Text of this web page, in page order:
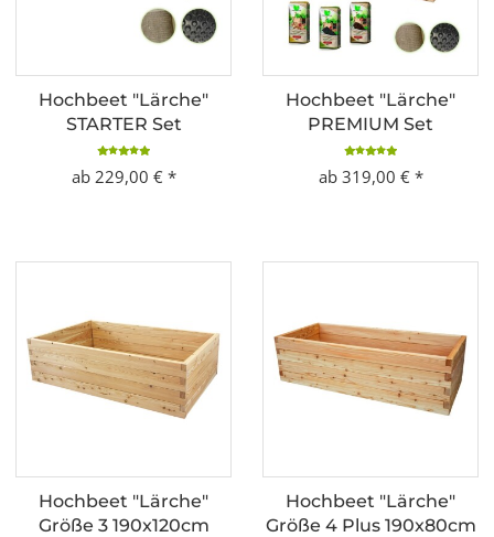
Hochbeet "Lärche"
STARTER Set
ab 229,00 € *
Hochbeet "Lärche"
PREMIUM Set
ab 319,00 € *
Hochbeet "Lärche"
Größe 3 190x120cm
Hochbeet "Lärche"
Größe 4 Plus 190x80cm